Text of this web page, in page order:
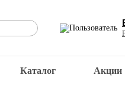
Каталог Акции